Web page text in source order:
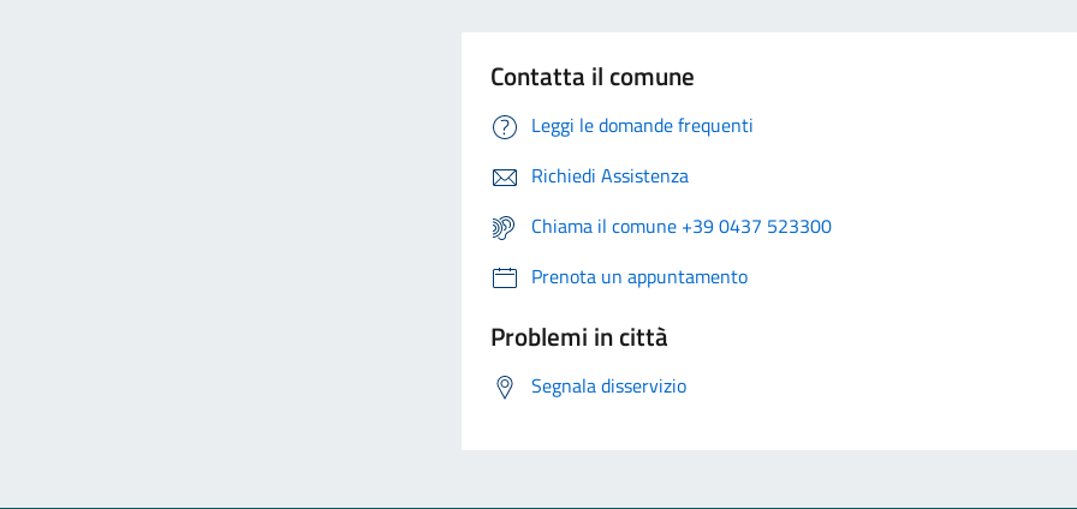
Contatta il comune
Leggi le domande frequenti
Richiedi Assistenza
Chiama il comune +39 0437 523300
Prenota un appuntamento
Problemi in città
Segnala disservizio